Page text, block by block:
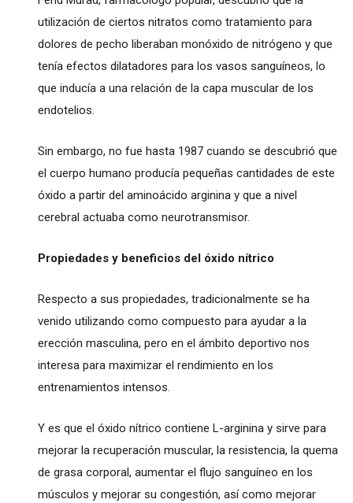
utilización de ciertos nitratos como tratamiento para
dolores de pecho liberaban monóxido de nitrógeno y que
tenía efectos dilatadores para los vasos sanguíneos, lo
que inducía a una relación de la capa muscular de los
endotelios.
Sin embargo, no fue hasta 1987 cuando se descubrió que
el cuerpo humano producía pequeñas cantidades de este
óxido a partir del aminoácido arginina y que a nivel
cerebral actuaba como neurotransmisor.
Propiedades y beneficios del óxido nítrico
Respecto a sus propiedades, tradicionalmente se ha
venido utilizando como compuesto para ayudar a la
erección masculina, pero en el ámbito deportivo nos
interesa para maximizar el rendimiento en los
entrenamientos intensos.
Y es que el óxido nítrico contiene L-arginina y sirve para
mejorar la recuperación muscular, la resistencia, la quema
de grasa corporal, aumentar el flujo sanguíneo en los
músculos y mejorar su congestión, así como mejorar